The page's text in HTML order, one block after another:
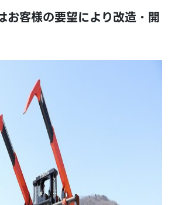
お客様の要望により改造・開